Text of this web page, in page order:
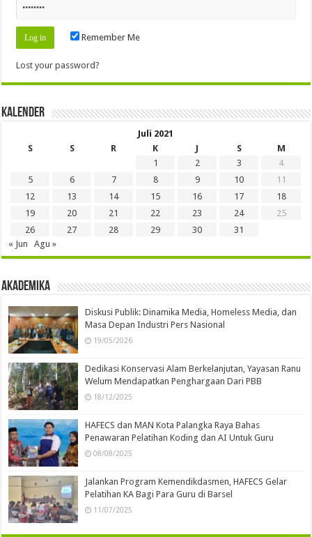
Remember Me
Lost your password?
Kalender
Juli 2021
S
S R K J S
M
1
2 3
4
5
6 7 8 9 10
11
12
13 14 15 16 17
18
19
20 21 22 23 24
25
26
27 28 29 30
31
« Jun
Agu »
Akademika
Diskusi Publik: Dinamika Media, Homeless Media, dan
Masa Depan Industri Pers Nasional
19/05/2026
Dedikasi Konservasi Alam Berkelanjutan, Yayasan Ranu
Welum Mendapatkan Penghargaan Dari PBB
18/12/2025
HAFECS dan MAN Kota Palangka Raya Bahas
Penawaran Pelatihan Koding dan AI Untuk Guru
08/08/2025
Jalankan Program Kemendikdasmen, HAFECS Gelar
Pelatihan KA Bagi Para Guru di Barsel
11/07/2025